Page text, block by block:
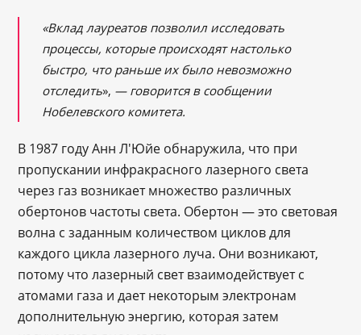
«Вклад лауреатов позволил исследовать
процессы, которые происходят настолько
быстро, что раньше их было невозможно
отследить», — говорится в сообщении
Нобелевского комитета.
В 1987 году Анн Л'Юйе обнаружила, что при
пропускании инфракрасного лазерного света
через газ возникает множество различных
обертонов частоты света. Обертон — это световая
волна с заданным количеством циклов для
каждого цикла лазерного луча. Они возникают,
потому что лазерный свет взаимодействует с
атомами газа и дает некоторым электронам
дополнительную энергию, которая затем